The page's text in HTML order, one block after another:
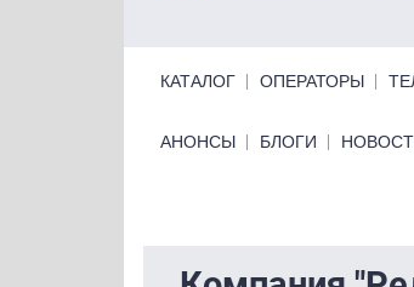
КАТАЛОГ ОПЕРАТОРЫ
Primary links bottom
АНОНСЫ БЛОГИ